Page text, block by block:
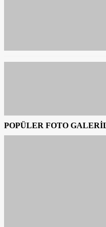
POPÜLER FOTO